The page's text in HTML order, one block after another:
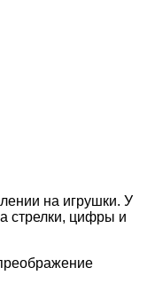
на игрушки. У
стрелки, цифры и